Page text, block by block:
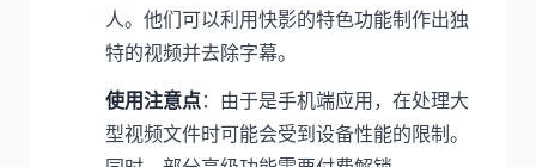
人。他们可以利用快影的特色功能制作出独
特的视频并去除字幕。
使用注意点：由于是手机端应用，在处理大
型视频文件时可能会受到设备性能的限制。